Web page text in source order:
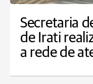
Secretaria
de Irati
a rede de